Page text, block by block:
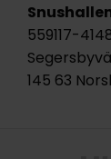
559117-
145 63